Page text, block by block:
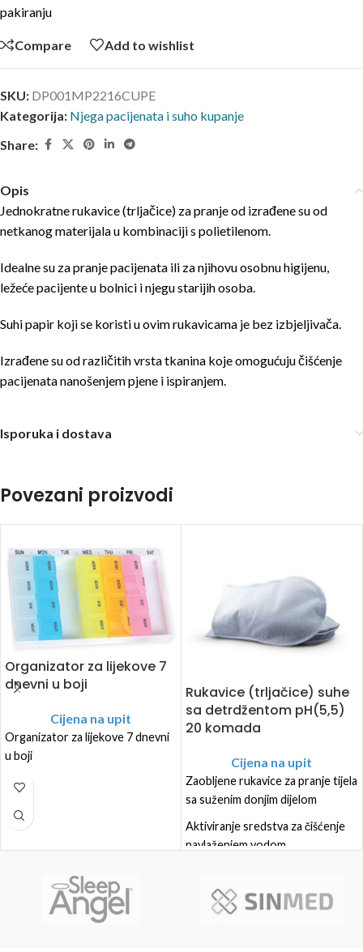
pakiranju
Compare Add to wishlist
SKU: DP001MP2216CUPE
Kategorija: Njega pacijenata i suho kupanje
Share:
Opis
Jednokratne rukavice (trljačice) za pranje od izrađene su od
netkanog materijala u kombinaciji s polietilenom.
Idealne su za pranje pacijenata ili za njihovu osobnu higijenu,
ležeće pacijente u bolnici i njegu starijih osoba.
Suhi papir koji se koristi u ovim rukavicama je bez izbjeljivača.
Izrađene su od različitih vrsta tkanina koje omogućuju čišćenje
pacijenata nanošenjem pjene i ispiranjem.
Isporuka i dostava
Povezani proizvodi
Organizator za lijekove 7
dnevni u boji
Cijena na upit
Organizator za lijekove 7 dnevni
u boji
Rukavice (trljačice) suhe
sa detrdžentom pH(5,5)
20 komada
Cijena na upit
Zaobljene rukavice za pranje tijela
sa suženim donjim dijelom
Aktiviranje sredstva za čišćenje
navlaženjem vodom
Veličina 17 cm x 24,5 cm